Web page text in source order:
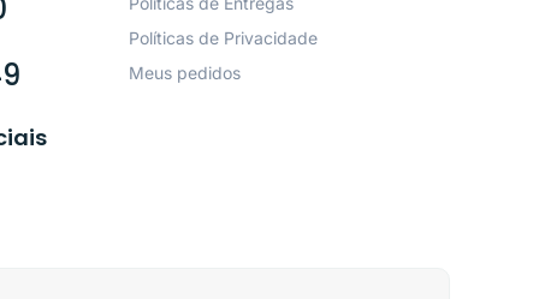
Políticas de Privacidade
Meus pedidos